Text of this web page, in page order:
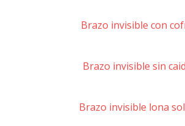
Brazo invisible con
Brazo invisible sin
Brazo invisible lona